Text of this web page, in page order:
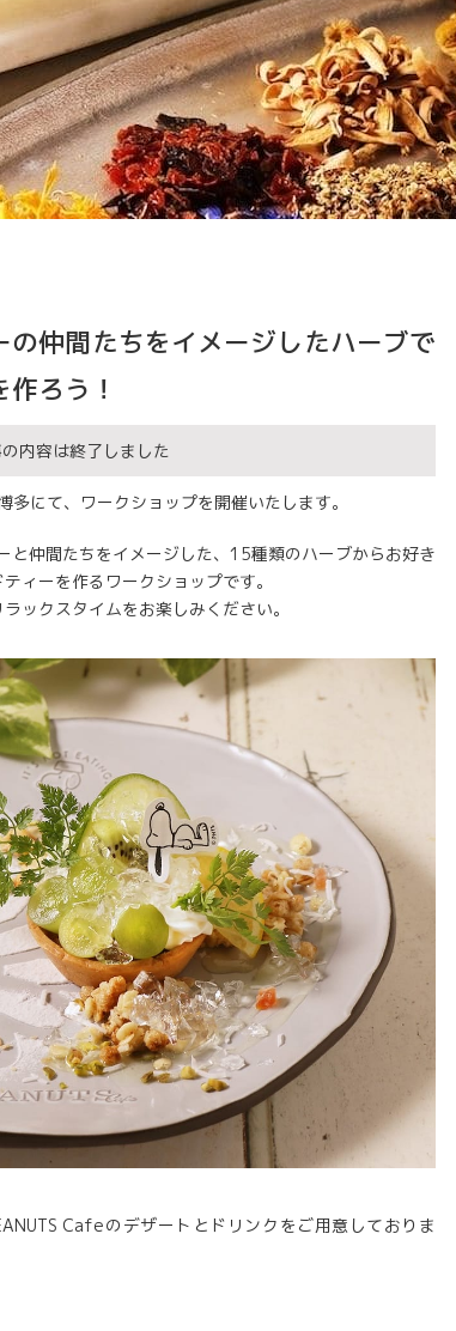
の仲間たちをイメージしたハーブで
ろう！
内容は終了しました
にて、ワークショップを開催いたします。
と仲間たちをイメージした、15種類のハーブからお好き
ィーを作るワークショップです。
ックスタイムをお楽しみください。
Cafeのデザートとドリンクをご用意しておりま